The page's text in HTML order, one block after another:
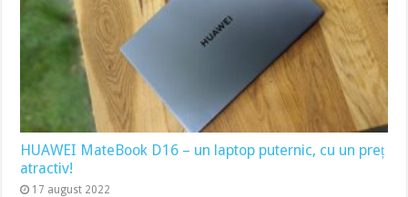
HUAWEI MateBook D16 – un laptop puternic, cu un preț
atractiv!
17 august 2022